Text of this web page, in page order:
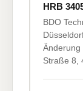
HRB
BDO
Änderung
Straße 8,